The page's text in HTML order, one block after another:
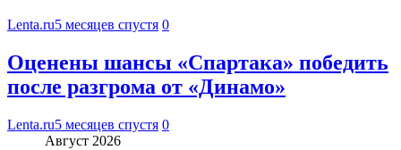
Lenta.ru5 месяцев спустя 0
Оценены шансы «Спартака» победить
после разгрома от «Динамо»
Lenta.ru5 месяцев спустя 0
Август 2026